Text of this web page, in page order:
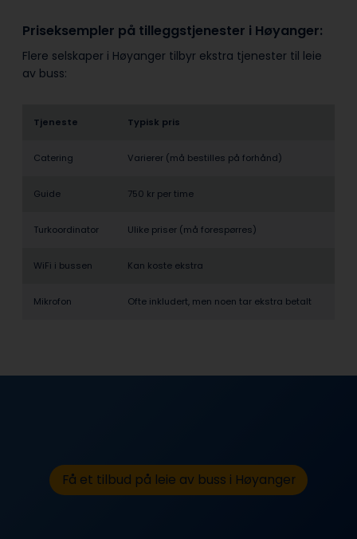
Priseksempler på tilleggstjenester i Høyanger:
Flere selskaper i Høyanger tilbyr ekstra tjenester til leie
av buss:
Tjeneste Typisk pris
Catering Varierer (må bestilles på forhånd)
Guide 750 kr per time
Turkoordinator Ulike priser (må forespørres)
WiFi i bussen Kan koste ekstra
Mikrofon Ofte inkludert, men noen tar ekstra betalt
Få et tilbud på leie av buss i Høyanger